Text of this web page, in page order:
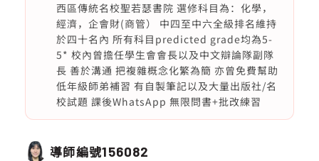
西區傳統名校聖若瑟書院 選修科目為：化學，
經濟，企會財(商管） 中四至中六全級排名維持
於四十名內 所有科目predicted grade均為5-
5* 校內曾擔任學生會會長以及中文辯論隊副隊
長 善於溝通 把複雜概念化繁為簡 亦曾免費幫助
低年級師弟補習 有自製筆記以及大量出版社/名
校試題 課後WhatsApp 無限問書+批改練習
導師編號156082